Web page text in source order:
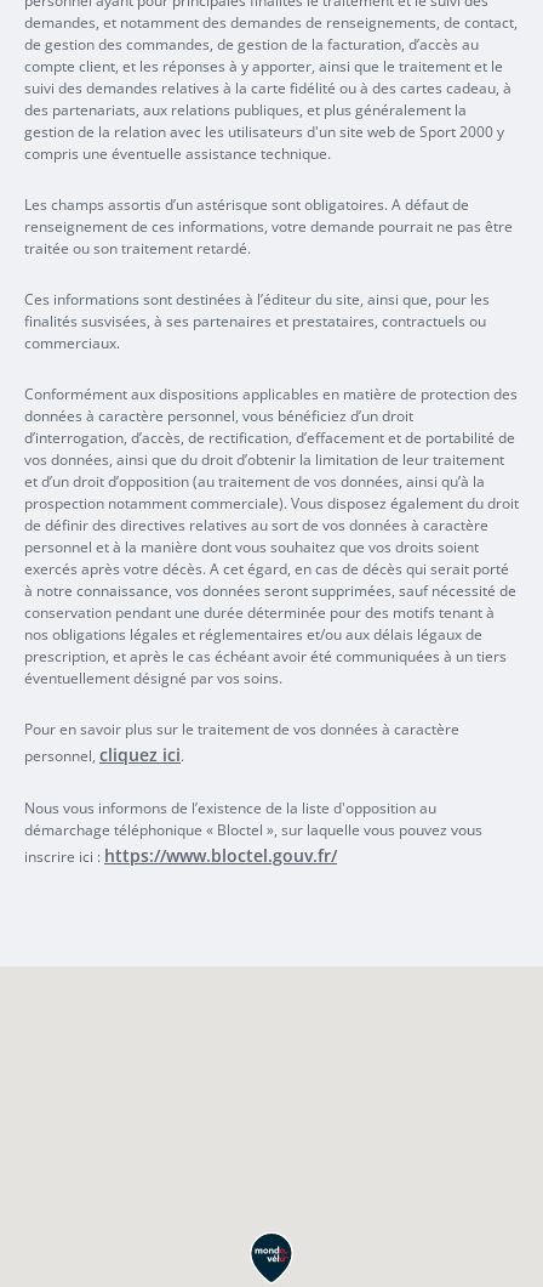
demandes, et notamment des demandes de renseignements, de contact,
de gestion des commandes, de gestion de la facturation, d’accès au
compte client, et les réponses à y apporter, ainsi que le traitement et le
suivi des demandes relatives à la carte fidélité ou à des cartes cadeau, à
des partenariats, aux relations publiques, et plus généralement la
gestion de la relation avec les utilisateurs d'un site web de Sport 2000 y
compris une éventuelle assistance technique.
Les champs assortis d’un astérisque sont obligatoires. A défaut de
renseignement de ces informations, votre demande pourrait ne pas être
traitée ou son traitement retardé.
Ces informations sont destinées à l’éditeur du site, ainsi que, pour les
finalités susvisées, à ses partenaires et prestataires, contractuels ou
commerciaux.
Conformément aux dispositions applicables en matière de protection des
données à caractère personnel, vous bénéficiez d’un droit
d’interrogation, d’accès, de rectification, d’effacement et de portabilité de
vos données, ainsi que du droit d’obtenir la limitation de leur traitement
et d’un droit d’opposition (au traitement de vos données, ainsi qu’à la
prospection notamment commerciale). Vous disposez également du droit
de définir des directives relatives au sort de vos données à caractère
personnel et à la manière dont vous souhaitez que vos droits soient
exercés après votre décès. A cet égard, en cas de décès qui serait porté
à notre connaissance, vos données seront supprimées, sauf nécessité de
conservation pendant une durée déterminée pour des motifs tenant à
nos obligations légales et réglementaires et/ou aux délais légaux de
prescription, et après le cas échéant avoir été communiquées à un tiers
éventuellement désigné par vos soins.
Pour en savoir plus sur le traitement de vos données à caractère
personnel, cliquez ici.
Nous vous informons de l’existence de la liste d'opposition au
démarchage téléphonique « Bloctel », sur laquelle vous pouvez vous
inscrire ici : https://www.bloctel.gouv.fr/